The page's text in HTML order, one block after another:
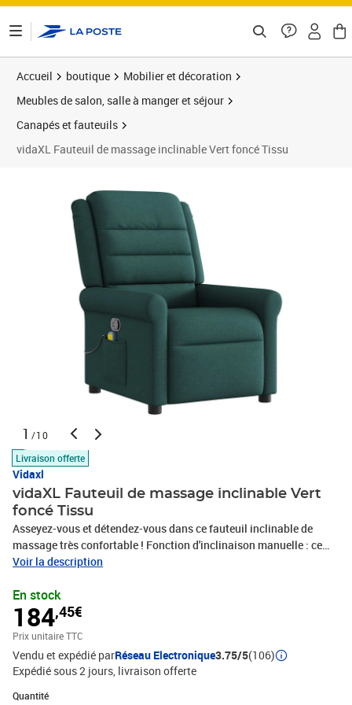
Accueil boutique
Mobilier et décoration
Meubles de salon, salle à manger et séjour
Canapés et fauteuils
vidaXL Fauteuil de massage inclinable Vert foncé Tissu
1 /10
Livraison offerte
Vidaxl
vidaXL Fauteuil de massage inclinable Vert
foncé Tissu
Asseyez-vous et détendez-vous dans ce fauteuil inclinable de
massage très confortable ! Fonction d'inclinaison manuelle : ce
fauteuil inclinable est doté d'une poignée du côté droit. Vous
n'importe quelle position selon votre confort en tirant simplement
sur la poignée. Cette fonction permet une inclinaison maximale de
135 degrés. De plus, le dossier peut revenir rapidement à sa
position d'origine en tirant simplement sur la poignée.Fonction de
vibration : les 6 points de massage vous permettent de faire
l'expérience d'un massage mieux ciblé. De plus, la télécommande
incluse vous permet de choisir différents programmes de
Voir la description
En stock
184,45€
Prix unitaire TTC
Vendu et expédié parRéseau Electronique3.75/5(106)
Expédié sous 2 jours livraison offerte
Quantité
Quantité : 1